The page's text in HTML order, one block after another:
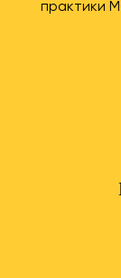
практики